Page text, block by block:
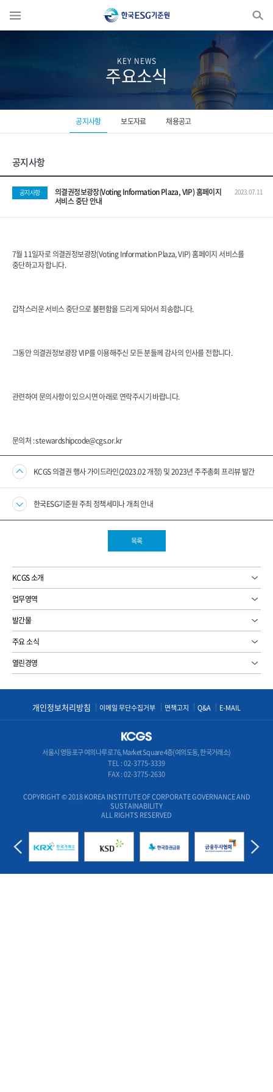
Enter search keyword...
KEY NEWS
주요소식
공지사항 보도자료 채용공고
공지사항
공지사항
의결권정보광장(Voting Information Plaza, VIP) 홈페이지
서비스 중단 안내
2023.07.11
7월 11일자로 의결권정보광장(Voting Information Plaza, VIP) 홈페이지 서비스를
중단하고자 합니다.
갑작스러운 서비스 중단으로 불편함을 드리게 되어서 죄송합니다.
그동안 의결권정보광장 VIP를 이용해주신 모든 분들께 감사의 인사를 전합니다.
관련하여 문의사항이 있으시면 아래로 연락주시기 바랍니다.
문의처 : stewardshipcode@cgs.or.kr
KCGS 의결권 행사 가이드라인(2023.02 개정) 및 2023년 주주총회 프리뷰 발간
한국ESG기준원 주최 정책세미나 개최 안내
목록
KCGS 소개
업무영역
발간물
주요 소식
열린경영
개인정보처리방침 이메일 무단수집거부 면책고지 Q&A E-MAIL
서울시 영등포구 여의나루로 76, Market Square 4층(여의도동, 한국거래소)
TEL :02-3775-3339
FAX : 02-3775-2630
COPYRIGHT © 2018 KOREA INSTITUTE OF CORPORATE GOVERNANCE AND
SUSTAINABILITY
ALL RIGHTS RESERVED